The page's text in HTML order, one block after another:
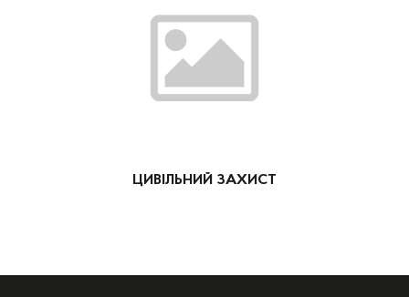
ЦИВІЛЬНИЙ ЗАХИСТ